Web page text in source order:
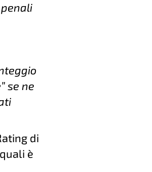
se ne
di
è